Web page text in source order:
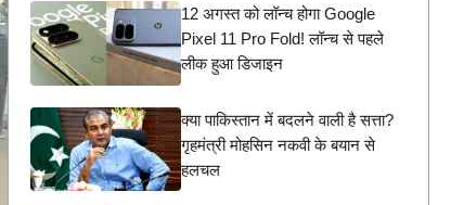
12 अगस्त को लॉन्च होगा Google
Pixel 11 Pro Fold! लॉन्च से पहले
लीक हुआ डिजाइन
क्या पाकिस्तान में बदलने वाली है सत्ता?
गृहमंत्री मोहसिन नकवी के बयान से
हलचल